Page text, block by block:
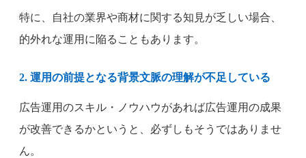
特に、自社の業界や商材に関する知見が乏しい場合、
的外れな運用に陥ることもあります。
2. 運用の前提となる背景文脈の理解が不足している
広告運用のスキル・ノウハウがあれば広告運用の成果
が改善できるかというと、必ずしもそうではありませ
ん。